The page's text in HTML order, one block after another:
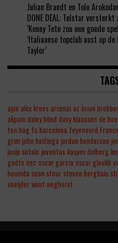
Julian Brandt en Tolu
DONE DEAL: Telstar
‘Kenny Tete zou een goede
‘Italiaanse topclub aast op
Taylor’
ajax alex kroes arsenal az brian
akpom daley blind davy klaassen de
ten hag fc barcelona feyenoord
grim john heitinga jordan henderson
josip sutalo juventus kasper dolberg
godts nec oscar garcia oscar gloukh
bounida sean steur steven berghuis
sneijderwout weghorst